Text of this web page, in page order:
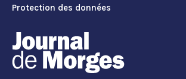
Protection des données